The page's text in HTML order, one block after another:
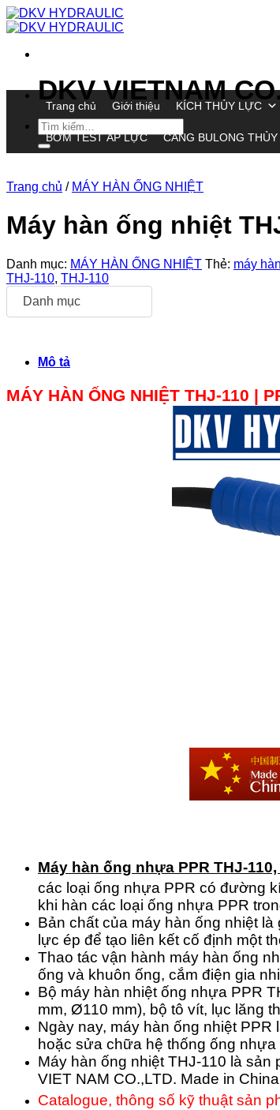
Chuyển
đến
dung
DKV VIETNAM
Tìm
kiếm:
Trang chủ Giới thiệu KÍCH THỦY LỰC
BƠM TEST ÁP LỰC CĂNG BULONG
Trang chủ / MÁY HÀN ỐNG NHIỆT
Máy hàn ống nhiệt
Danh mục: MÁY HÀN ỐNG NHIỆT Thẻ: máy
THJ-110, THJ-110
Danh mục
Mô tả
MÁY HÀN ỐNG NHIỆT THJ-110 |
Máy hàn ống nhựa PPR THJ-
các loại ống nhựa PPR có đường
khi hàn các loại ống nhựa PPR
Bản chất của máy hàn ống nhiệt
lực ép để tạo liên kết cố định một
Thao tác vận hành máy hàn ống
ống và khuôn ống, cắm điện gia
Bộ máy hàn nhiệt ống nhựa PPR
mm, Ø110 mm), bộ tô vít, lục lăng
Ngày nay, máy hàn ống nhiệt
hoặc sửa chữa hệ thống ống
Máy hàn ống nhiệt THJ-110 là sản
VIET NAM CO.,LTD. Made in
Catalogue, thông số kỹ thuật sản